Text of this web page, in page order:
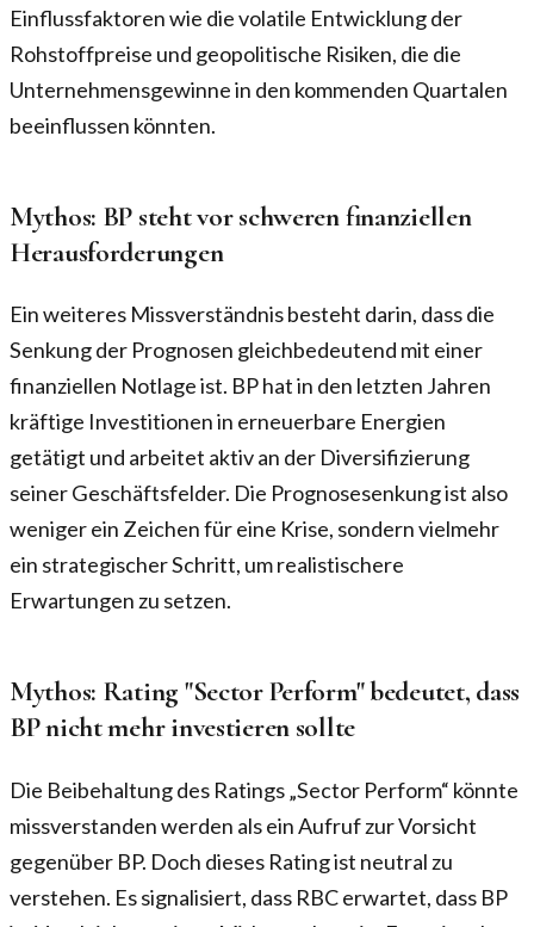
Einflussfaktoren wie die volatile Entwicklung der
Rohstoffpreise und geopolitische Risiken, die die
Unternehmensgewinne in den kommenden Quartalen
beeinflussen könnten.
Mythos: BP steht vor schweren finanziellen
Herausforderungen
Ein weiteres Missverständnis besteht darin, dass die
Senkung der Prognosen gleichbedeutend mit einer
finanziellen Notlage ist. BP hat in den letzten Jahren
kräftige Investitionen in erneuerbare Energien
getätigt und arbeitet aktiv an der Diversifizierung
seiner Geschäftsfelder. Die Prognosesenkung ist also
weniger ein Zeichen für eine Krise, sondern vielmehr
ein strategischer Schritt, um realistischere
Erwartungen zu setzen.
Mythos: Rating "Sector Perform" bedeutet, dass
BP nicht mehr investieren sollte
Die Beibehaltung des Ratings „Sector Perform“ könnte
missverstanden werden als ein Aufruf zur Vorsicht
gegenüber BP. Doch dieses Rating ist neutral zu
verstehen. Es signalisiert, dass RBC erwartet, dass BP